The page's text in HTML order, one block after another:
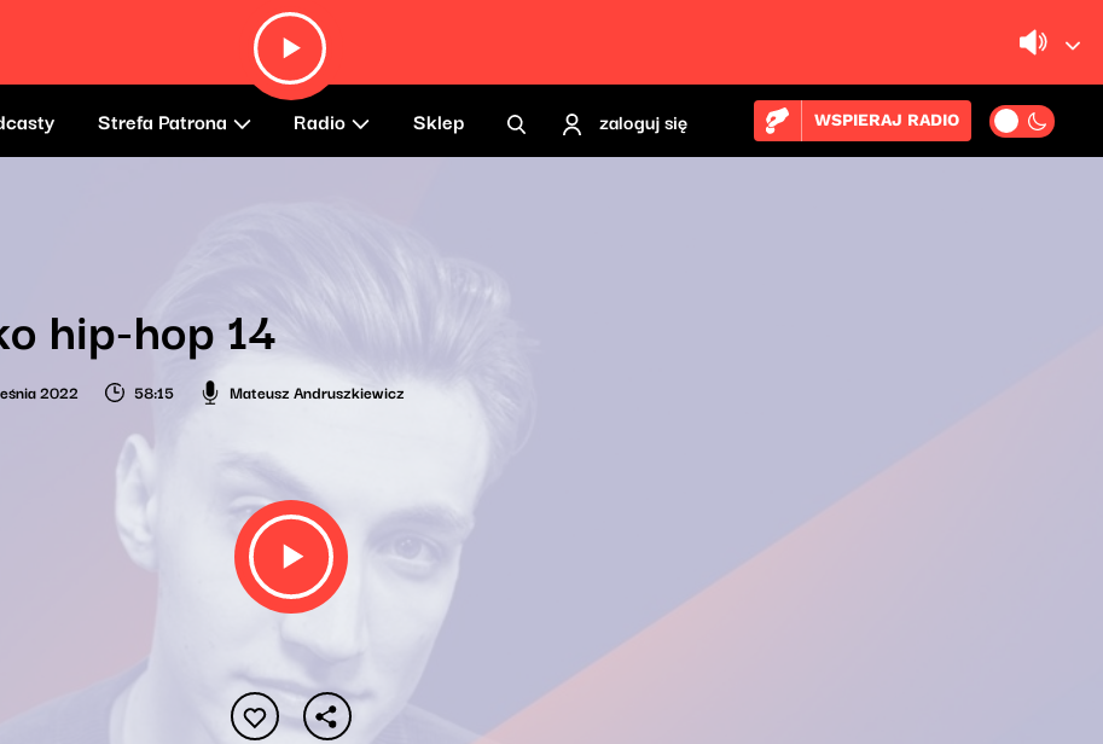
Strefa Patrona Radio Sklep zaloguj się WSPIERAJ RADIO
hip-hop 14
2022 58:15 Mateusz Andruszkiewicz